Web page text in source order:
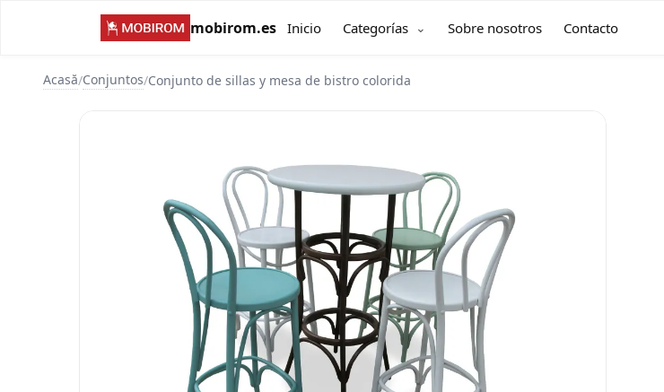
mobirom.es Inicio Categorías Sobre nosotros Contacto
Acasă/Conjuntos/Conjunto de sillas y mesa de bistro colorida